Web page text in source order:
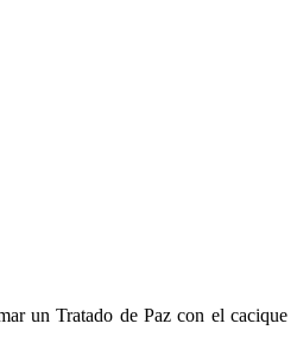
un Tratado de Paz con el cacique